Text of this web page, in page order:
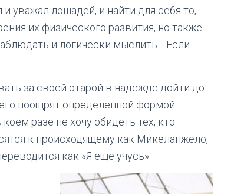
уважал лошадей, и найти для себя то,
их физического развития, но также
и логически мыслить… Если
за своей отарой в надежде дойти до
поощрят определенной формой
разе не хочу обидеть тех, кто
к происходящему как Микеланжело,
как «Я еще учусь».